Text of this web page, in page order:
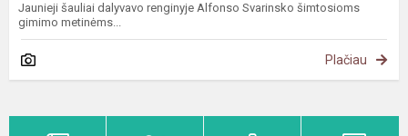
Jaunieji šauliai dalyvavo renginyje Alfonso Svarinsko šimtosioms
gimimo metinėms...
Plačiau